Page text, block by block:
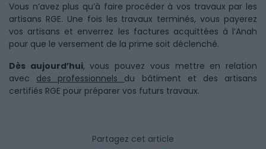
Vous n’avez plus qu’à faire procéder à vos travaux par les
artisans RGE. Une fois les travaux terminés, vous payerez
vos artisans et enverrez les factures acquittées à l’Anah
pour que le versement de la prime soit déclenché.
Dès aujourd’hui, vous pouvez vous mettre en relation
avec des professionnels du bâtiment et des artisans
certifiés RGE pour préparer vos futurs travaux.
Partagez cet article